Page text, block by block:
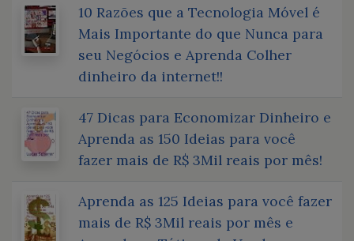
10 Razões que a Tecnologia Móvel é
Mais Importante do que Nunca para
seu Negócios e Aprenda Colher
dinheiro da internet!!
47 Dicas para Economizar Dinheiro e
Aprenda as 150 Ideias para você
fazer mais de R$ 3Mil reais por mês!
Aprenda as 125 Ideias para você fazer
mais de R$ 3Mil reais por mês e